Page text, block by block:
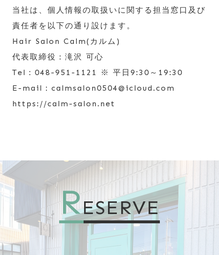
当社は、個人情報の取扱いに関する担当窓口及び
責任者を以下の通り設けます。
Hair Salon Calm(カルム)
代表取締役：滝沢 可心
Tel：048-951-1121 ※ 平日9:30～19:30
E-mail：calmsalon0504@icloud.com
https://calm-salon.net
RESERVE